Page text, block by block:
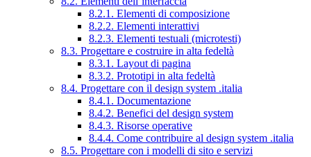
8.2.1. Elementi di composizione
8.2.2. Elementi interattivi
8.2.3. Elementi testuali (microtesti)
8.3. Progettare e costruire in alta fedeltà
8.3.1. Layout di pagina
8.3.2. Prototipi in alta fedeltà
8.4. Progettare con il design system .italia
8.4.1. Documentazione
8.4.2. Benefici del design system
8.4.3. Risorse operative
8.4.4. Come contribuire al design system .italia
8.5. Progettare con i modelli di sito e servizi